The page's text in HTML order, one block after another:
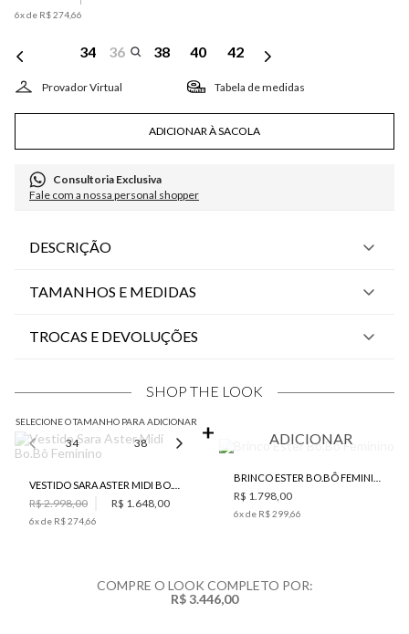
6x de R$27466
34 36 38 40 42
Tabela de medidas
ADICIONAR À SACOLA
Consultoria Exclusiva
Fale com a nossa personal shopper
DESCRIÇÃO
TAMANHOS E MEDIDAS
TROCAS E DEVOLUÇÕES
SHOP THE LOOK
SELECIONE O TAMANHO PARA ADICIONAR
34 38 40 42 44
R$ 2.998,00 R$ 1.648,00
6x de R$ 274,66
ADICIONAR
R$ 1.798,00
6x de R$ 299,66
COMPRE O LOOK COMPLETO POR:
R$ 3.446,00